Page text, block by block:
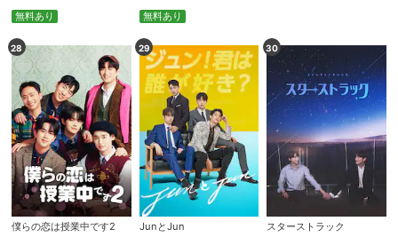
無料あり 無料あり
28
僕らの恋は授業中です2
29
JunとJun
30
スターストラック